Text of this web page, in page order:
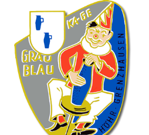
springen